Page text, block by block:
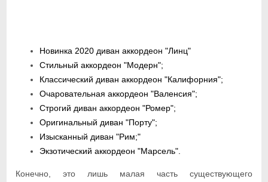
Новинка 2020 диван аккордеон "Линц"
Стильный аккордеон "Модерн";
Классический диван аккордеон "Калифорния";
Очаровательная аккордеон "Валенсия";
Строгий диван аккордеон "Ромер";
Оригинальный диван "Порту";
Изысканный диван "Рим;"
Экзотический аккордеон "Марсель".
Конечно, это лишь малая часть существующего